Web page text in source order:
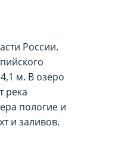
России.
м. В озеро
река
пологие и
и заливов.